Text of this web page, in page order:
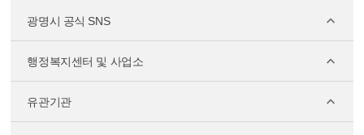
광명시 공식 SNS
행정복지센터 및 사업소
유관기관